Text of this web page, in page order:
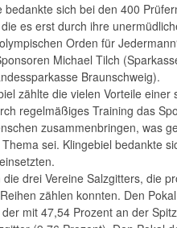
bedankte sich bei den 400
es erst durch ihre
Orden für
Michael Tilch
Braunschweig).
zählte die vielen Vorteile einer
regelmäßiges Training das
zusammenbringen, was
sei. Klingebiel bedankte
drei Vereine Salzgitters, die
zählen konnten. Den
mit 47,54 Prozent an der